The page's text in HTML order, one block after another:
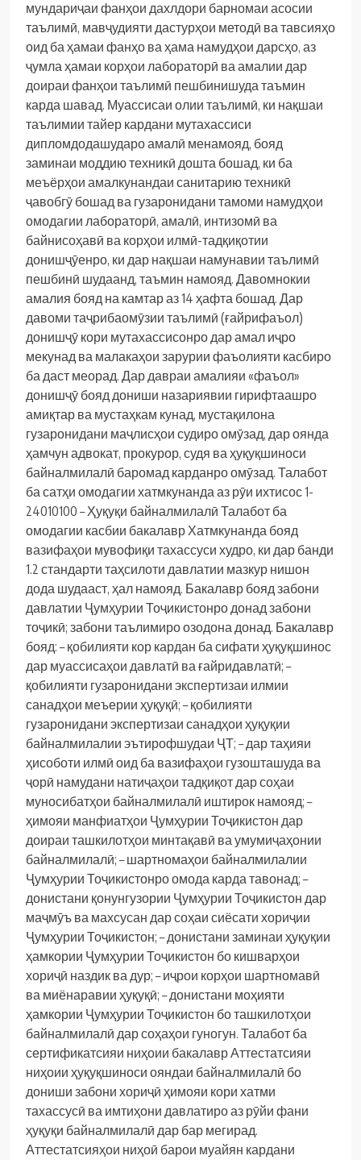
мундариҷаи фанҳои дахлдори барномаи асосии
таълимӣ, мавҷудияти дастурҳои методӣ ва тавсияҳо
оид ба ҳамаи фанҳо ва ҳама намудҳои дарсҳо, аз
ҷумла ҳамаи корҳои лабораторӣ ва амалии дар
доираи фанҳои таълимӣ пешбинишуда таъмин
карда шавад. Муассисаи олии таълимӣ, ки нақшаи
таълимии тайер кардани мутахассиси
дипломдодашударо амалӣ менамояд, бояд
заминаи моддию техникӣ дошта бошад, ки ба
меъёрҳои амалкунандаи санитарию техникӣ
ҷавобгӯ бошад ва гузаронидани тамоми намудҳои
омодагии лабораторӣ, амалӣ, интизомӣ ва
байнисоҳавӣ ва корҳои илмӣ-тадқиқотии
донишҷӯенро, ки дар нақшаи намунавии таълимӣ
пешбинӣ шудаанд, таъмин намояд. Давомнокии
амалия бояд на камтар аз 14 ҳафта бошад. Дар
давоми таҷрибаомӯзии таълимӣ (ғайрифаъол)
донишҷӯ кори мутахассисонро дар амал иҷро
мекунад ва малакаҳои зарурии фаъолияти касбиро
ба даст меорад. Дар давраи амалияи «фаъол»
донишҷӯ бояд дониши назариявии гирифтаашро
амиқтар ва мустаҳкам кунад, мустақилона
гузаронидани маҷлисҳои судиро омӯзад, дар оянда
ҳамчун адвокат, прокурор, судя ва ҳуқуқшиноси
байналмилалӣ баромад карданро омӯзад. Талабот
ба сатҳи омодагии хатмкунанда аз рӯи ихтисос 1-
24010100 – Ҳуқуқи байналмилалӣ Талабот ба
омодагии касбии бакалаврХатмкунанда бояд
вазифаҳои мувофиқи тахассуси худро, ки дар банди
1.2 стандарти таҳсилоти давлатии мазкур нишон
дода шудааст, ҳал намояд. Бакалавр бояд забони
давлатии Ҷумҳурии Тоҷикистонро донад забони
тоҷикӣ; забони таълимиро озодона донад. Бакалавр
бояд: – қобилияти кор кардан ба сифати ҳуқуқшинос
дар муассисаҳои давлатӣ ва ғайридавлатӣ; –
қобилияти гузаронидани экспертизаи илмии
санадҳои меъерии ҳуқуқӣ; – қобилияти
гузаронидани экспертизаи санадҳои ҳуқуқии
байналмилалии эътирофшудаи ҶТ; – дар таҳияи
ҳисоботи илмӣ оид ба вазифаҳои гузошташуда ва
ҷорӣ намудани натиҷаҳои тадқиқот дар соҳаи
муносибатҳои байналмилалӣ иштирок намояд; –
ҳимояи манфиатҳои Ҷумҳурии Тоҷикистон дар
доираи ташкилотҳои минтақавӣ ва умумиҷаҳонии
байналмилалӣ; – шартномаҳои байналмилалии
Ҷумҳурии Тоҷикистонро омода карда тавонад; –
донистани қонунгузории Ҷумҳурии Тоҷикистон дар
маҷмӯъ ва махсусан дар соҳаи сиёсати хориҷии
Ҷумҳурии Тоҷикистон; – донистани заминаи ҳуқуқии
ҳамкории Ҷумҳурии Тоҷикистон бо кишварҳои
хориҷӣ наздик ва дур; – иҷрои корҳои шартномавӣ
ва миёнаравии ҳуқуқӣ; – донистани моҳияти
ҳамкории Ҷумҳурии Тоҷикистон бо ташкилотҳои
байналмилалӣ дар соҳаҳои гуногун. Талабот ба
сертификатсияи ниҳоии бакалаврАттестатсияи
ниҳоии ҳуқуқшиноси ояндаи байналмилалӣ бо
дониши забони хориҷӣ ҳимояи кори хатми
тахассусӣ ва имтиҳони давлатиро аз рӯйи фани
ҳуқуқи байналмилалӣ дар бар мегирад.
Аттестатсияҳои ниҳоӣ барои муайян кардани